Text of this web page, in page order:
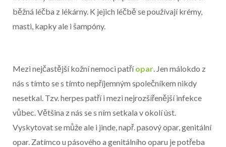
běžná léčba z lékárny. K jejich léčbě se používají krémy,
masti, kapky ale i šampóny.
Mezi nejčastější kožní nemoci patříopar. Jen málokdo z
nás s tímto se s tímto nepříjemným společníkem nikdy
nesetkal. Tzv. herpes patří i mezi nejrozšířenější infekce
vůbec. Většina z nás se s ním setkala v okolí úst.
Vyskytovat se může ale i jinde, např. pasový opar, genitální
opar. Zatímco u pásového a genitálního oparu je potřeba